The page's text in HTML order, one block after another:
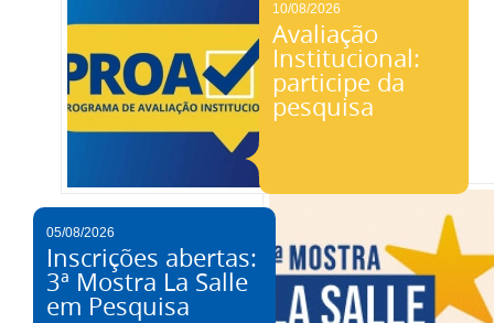
10/08/2026
Avaliação
Institucional:
participe da
pesquisa
05/08/2026
Inscrições abertas:
3ª Mostra La Salle
em Pesquisa